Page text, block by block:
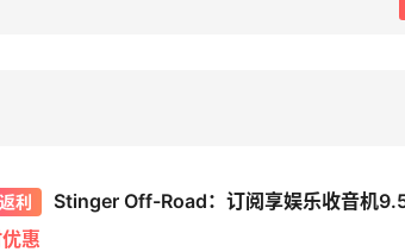
利
Stinger Off-Road：订阅享娱乐收音机
惠
可莎蜜儿的